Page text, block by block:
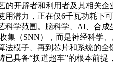
的开辟者和利用者及其相关
用潜力，正在仅6千瓦功耗下
科学范围。脑科学、AI、合
集（SNN），而是神经科学
法模子、再到芯片和系统的
已具备“换道超车”的根本前